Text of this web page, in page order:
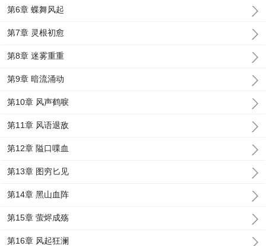
第6章 蝶舞风起
第7章 灵根初愈
第8章 迷雾重重
第9章 暗流涌动
第10章 风声鹤唳
第11章 风语退敌
第12章 隘口喋血
第13章 图穷匕见
第14章 黑山血阵
第15章 萤烬成殇
第16章 风起狂澜